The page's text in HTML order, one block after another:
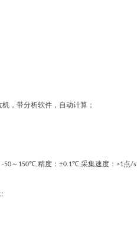
机，带分析软件，自动计算；
-50～ 150℃,精度：±0.1℃,采集速度： >1点/
;